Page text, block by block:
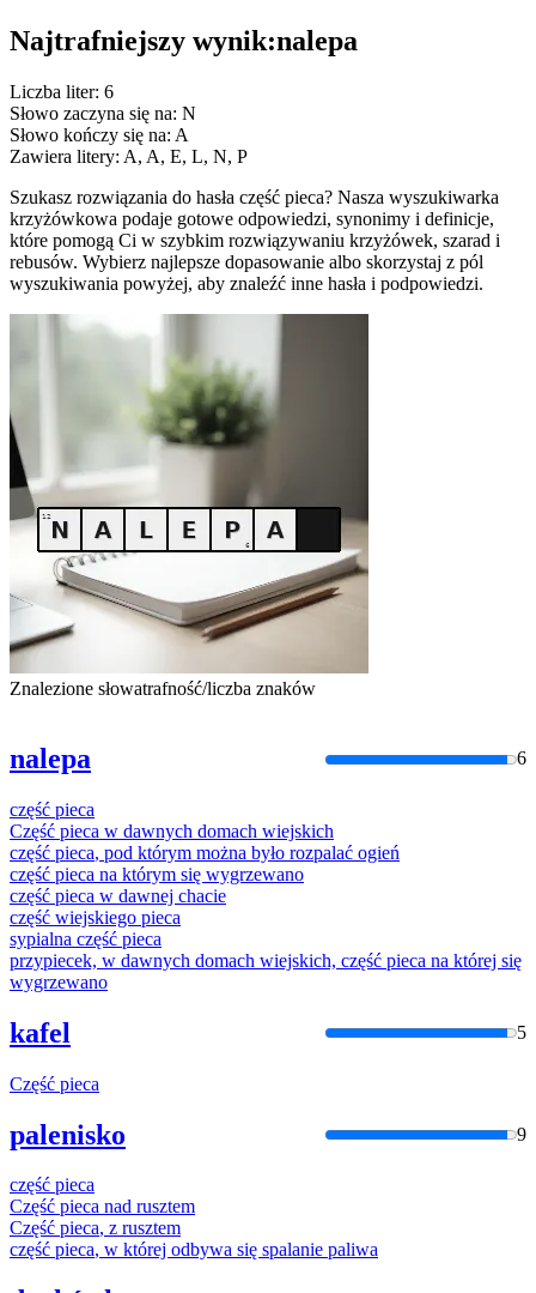
Najtrafniejszy wynik:nalepa
Liczba liter: 6
Słowo zaczyna się na: N
Słowo kończy się na: A
Zawiera litery: A, A, E, L, N, P
Szukasz rozwiązania do hasła część pieca? Nasza wyszukiwarka
krzyżówkowa podaje gotowe odpowiedzi, synonimy i definicje,
które pomogą Ci w szybkim rozwiązywaniu krzyżówek, szarad i
rebusów. Wybierz najlepsze dopasowanie albo skorzystaj z pól
wyszukiwania powyżej, aby znaleźć inne hasła i podpowiedzi.
Znalezione słowatrafność/liczba znaków
nalepa 6
część pieca
Część pieca w dawnych domach wiejskich
część pieca, pod którym można było rozpalać ogień
część pieca na którym się wygrzewano
część pieca w dawnej chacie
część wiejskiego pieca
sypialna część pieca
przypiecek, w dawnych domach wiejskich, część pieca na której się
wygrzewano
kafel 5
Część pieca
palenisko 9
część pieca
Część pieca nad rusztem
Część pieca, z rusztem
część pieca, w której odbywa się spalanie paliwa